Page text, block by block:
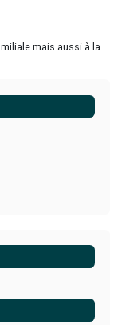
Le bien se
et 3